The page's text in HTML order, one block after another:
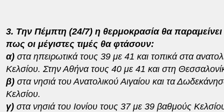
3. Την Πέμπτη (24/7) η θερμοκρασία θα
πως οι μέγιστες τιμές θα φτάσουν:
α)στα ηπειρωτικά τους 39 με 41 και τοπικά στα
Κελσίου. Στην Αθήνα τους 40 με 41 και στη
β)στα νησιά του Ανατολικού Αιγαίου και τα
Κελσίου.
γ)στα νησιά του Ιονίου τους 37 με 39 βαθμούς